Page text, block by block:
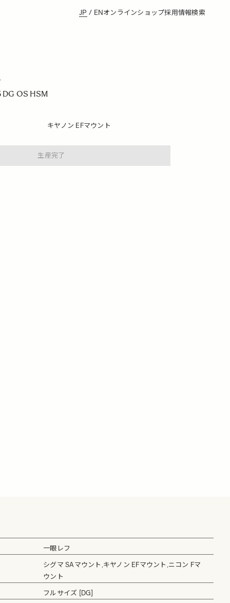
JP / ENオンラインショップ採用情報検索
DG OS HSM
キヤノン EFマウント
生産完了
一眼レフ
シグマ SAマウント,キヤノン EFマウント,ニコン Fマ
ウント
フルサイズ [DG]